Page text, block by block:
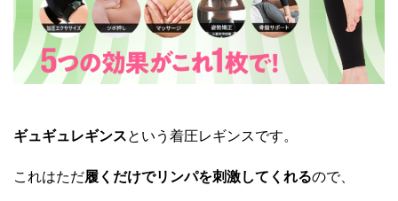
ギュギュレギンスという着圧レギンスです。
これはただ履くだけでリンパを刺激してくれるので、